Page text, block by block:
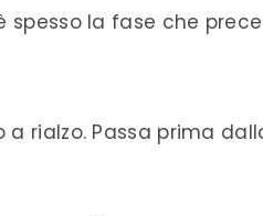
spesso la fase che
rialzo. Passa prima